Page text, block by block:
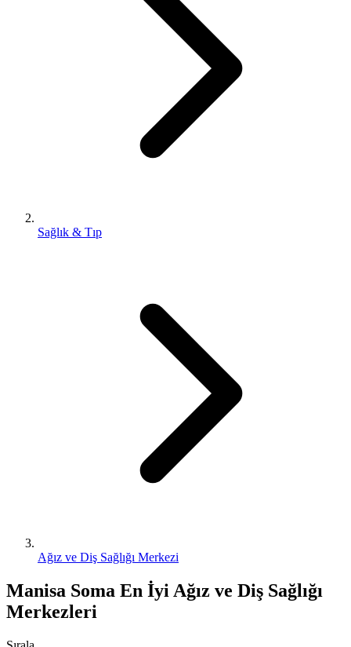
Sağlık & Tıp
Ağız ve Diş Sağlığı Merkezi
Manisa Soma En İyi Ağız ve Diş Sağlığı
Merkezleri